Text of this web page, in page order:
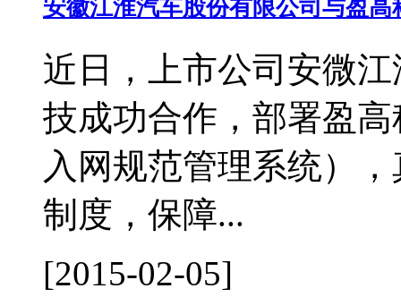
安徽江淮汽车股份有限公司与盈
近日，上市公司安微
技成功合作，部署盈
入网规范管理系统）
制度，保障...
[2015-02-05]